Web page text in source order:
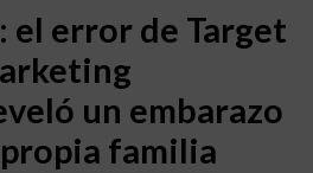
el error de Target
un embarazo
familia